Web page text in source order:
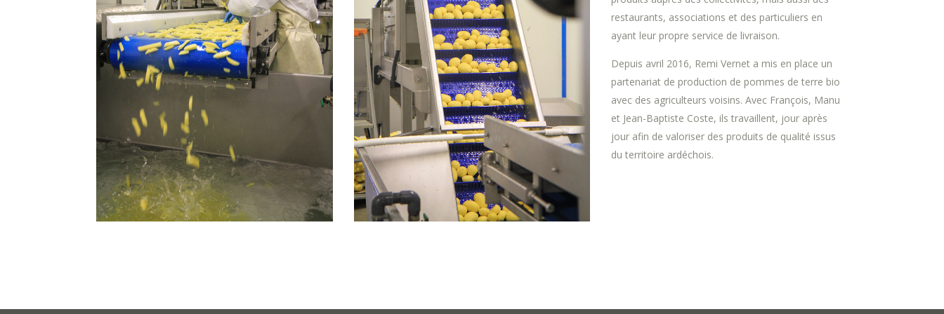
restaurants, associations et des particuliers en
ayant leur propre service de livraison.
Depuis avril 2016, Remi Vernet a mis en place un
partenariat de production de pommes de terre bio
avec des agriculteurs voisins. Avec François, Manu
et Jean-Baptiste Coste, ils travaillent, jour après
jour afin de valoriser des produits de qualité issus
du territoire ardéchois.